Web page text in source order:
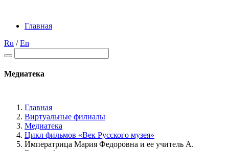
Главная
Ru /En
Медиатека
Главная
Виртуальные филиалы
Медиатека
Цикл фильмов «Век Русского музея»
Императрица Мария Федоровна и ее учитель А.